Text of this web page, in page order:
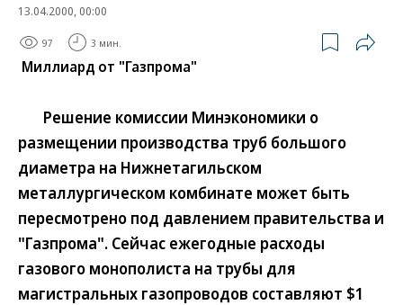
13.04.2000, 00:00
97 3 мин.
Миллиард от "Газпрома"
Решение комиссии Минэкономики о
размещении производства труб большого
диаметра на Нижнетагильском
металлургическом комбинате может быть
пересмотрено под давлением правительства и
"Газпрома". Сейчас ежегодные расходы
газового монополиста на трубы для
магистральных газопроводов составляют $1